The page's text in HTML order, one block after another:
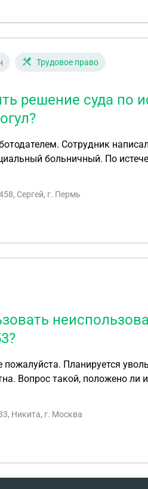
Трудовое право
решение суда по
Сотрудник
больничный. По
работу на основании
отправил заявление на
скриншот с заявлением об
уже не существует
(отдельное дело)
Сергей, г. Пермь
Планируется
Вопрос такой, положено
Никита, г. Москва